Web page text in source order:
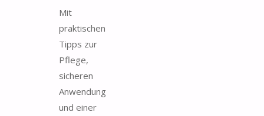
Mit
praktischen
Tipps zur
Pflege,
sicheren
Anwendung
und einer